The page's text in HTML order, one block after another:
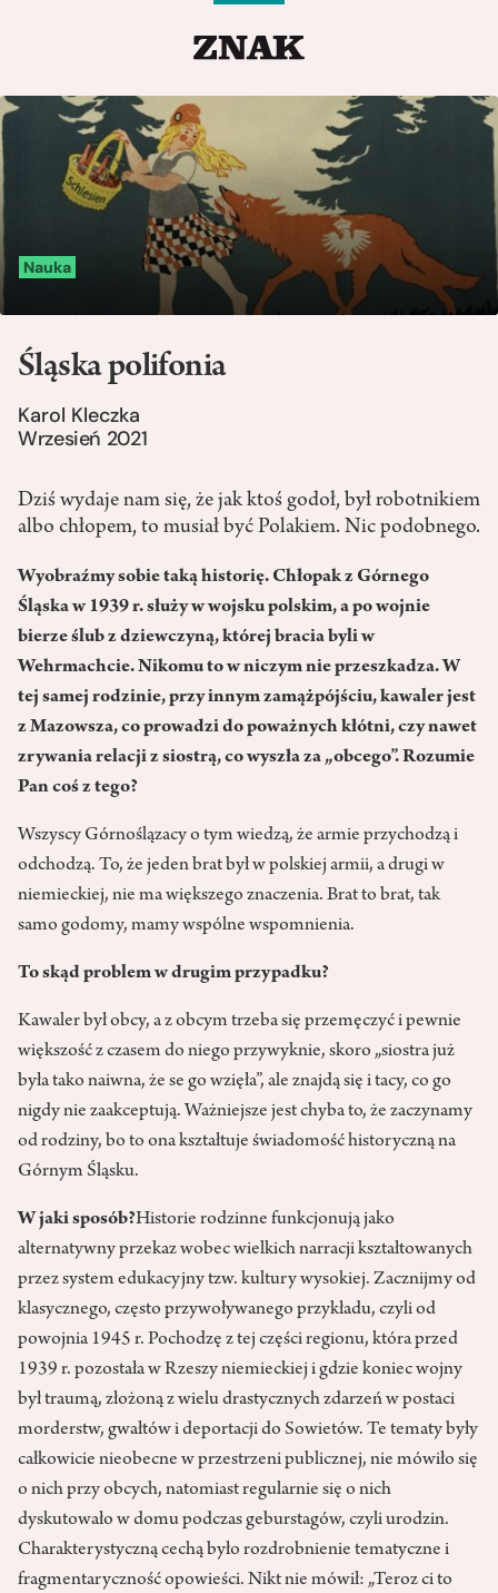
Nauka
Śląska polifonia
Karol Kleczka
Wrzesień 2021
Dziś wydaje nam się, że jak ktoś godoł, był robotnikiem
albo chłopem, to musiał być Polakiem. Nic podobnego.
Wyobraźmy sobie taką historię. Chłopak z Górnego
Śląska w 1939 r. służy w wojsku polskim, a po wojnie
bierze ślub z dziewczyną, której bracia byli w
Wehrmachcie. Nikomu to w niczym nie przeszkadza. W
tej samej rodzinie, przy innym zamążpójściu, kawaler jest
z Mazowsza, co prowadzi do poważnych kłótni, czy nawet
zrywania relacji z siostrą, co wyszła za „obcego”. Rozumie
Pan coś z tego?
Wszyscy Górnoślązacy o tym wiedzą, że armie przychodzą i
odchodzą. To, że jeden brat był w polskiej armii, a drugi w
niemieckiej, nie ma większego znaczenia. Brat to brat, tak
samo godomy, mamy wspólne wspomnienia.
To skąd problem w drugim przypadku?
Kawaler był obcy, a z obcym trzeba się przemęczyć i pewnie
większość z czasem do niego przywyknie, skoro „siostra już
była tako naiwna, że se go wzięła”, ale znajdą się i tacy, co go
nigdy nie zaakceptują. Ważniejsze jest chyba to, że zaczynamy
od rodziny, bo to ona kształtuje świadomość historyczną na
Górnym Śląsku.
W jaki sposób?Historie rodzinne funkcjonują jako
alternatywny przekaz wobec wielkich narracji kształtowanych
przez system edukacyjny tzw. kultury wysokiej. Zacznijmy od
klasycznego, często przywoływanego przykładu, czyli od
powojnia 1945 r. Pochodzę z tej części regionu, która przed
1939 r. pozostała w Rzeszy niemieckiej i gdzie koniec wojny
był traumą, złożoną z wielu drastycznych zdarzeń w postaci
morderstw, gwałtów i deportacji do Sowietów. Te tematy były
całkowicie nieobecne w przestrzeni publicznej, nie mówiło się
o nich przy obcych, natomiast regularnie się o nich
dyskutowało w domu podczas geburstagów, czyli urodzin.
Charakterystyczną cechą było rozdrobnienie tematyczne i
fragmentaryczność opowieści. Nikt nie mówił: „Teroz ci to